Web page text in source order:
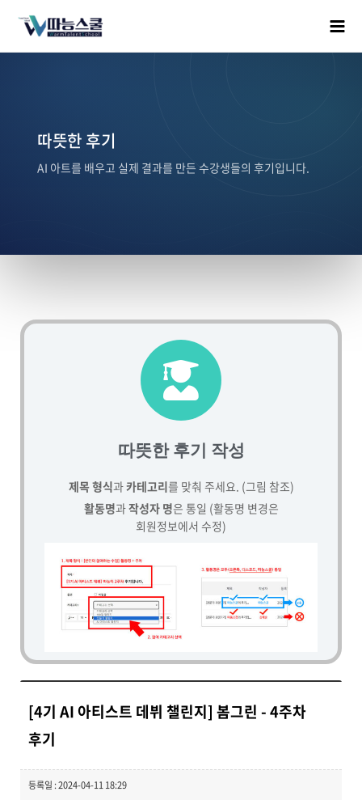
따뜻한 후기
AI 아트를 배우고 실제 결과를 만든 수강생들의 후기입니다.
따뜻한 후기 작성
제목 형식과카테고리를 맞춰 주세요. (그림 참조)
활동명과작성자 명은 통일 (활동명 변경은
회원정보에서 수정)
[4기 AI 아티스트 데뷔 챌린지] 봄그린 - 4주차
후기
등록일 : 2024-04-11 18:29